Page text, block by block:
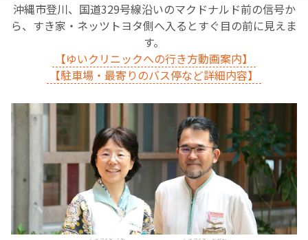
沖縄市登川、国道329号線沿いのマクドナルド前の信号か
ら、すき家・ネッツトヨタ側へ入るとすぐ目の前に見えま
す。
【ゆいクリニックへの行き方動画案内】
【駐車場・最寄りのバス停など詳細内容】